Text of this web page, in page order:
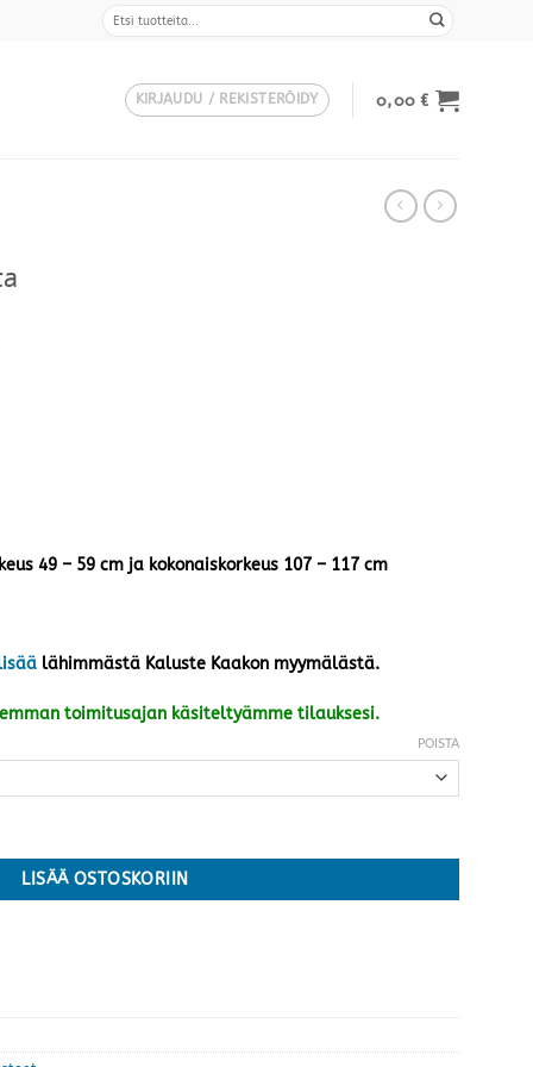
KIRJAUDU / REKISTERÖIDY 0,00€
49 – 59 cm ja kokonaiskorkeus 107 – 117 cm
lähimmästä Kaluste Kaakon myymälästä.
toimitusajan käsiteltyämme tilauksesi.
POISTA
LISÄÄ OSTOSKORIIN